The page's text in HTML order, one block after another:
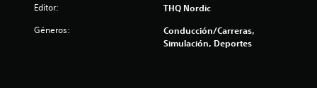
Editor: THQ Nordic
Géneros:
Conducción/Carreras,
Simulación, Deportes